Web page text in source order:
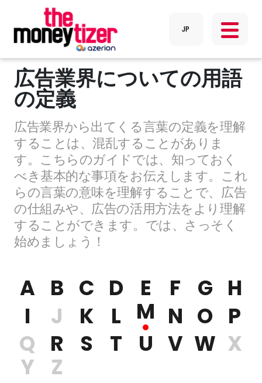
広告業界についての用語
の定義
広告業界から出てくる言葉の定義を理解
することは、混乱することがありま
す。こちらのガイドでは、知っておく
べき基本的な事項をお伝えします。これ
らの言葉の意味を理解することで、広告
の仕組みや、広告の活用方法をより理解
することができます。では、さっそく
始めましょう！
A B C D E F G H
I
J K L M N O P
Q R S T U V W X
Y
Z